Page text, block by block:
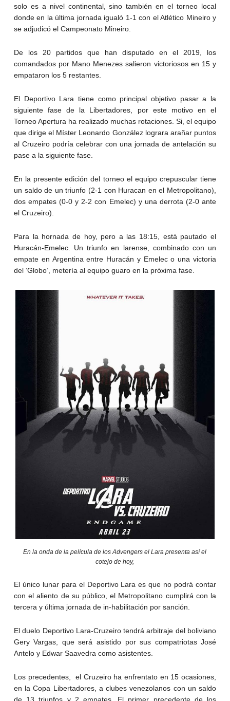
solo es a nivel continental, sino también en el torneo local
donde en la última jornada igualó 1-1 con el Atlético Mineiro y
se adjudicó el Campeonato Mineiro.
De los 20 partidos que han disputado en el 2019, los
comandados por Mano Menezes salieron victoriosos en 15 y
empataron los 5 restantes.
El Deportivo Lara tiene como principal objetivo pasar a la
siguiente fase de la Libertadores, por este motivo en el
Torneo Apertura ha realizado muchas rotaciones. Si, el equipo
que dirige el Míster Leonardo González lograra arañar puntos
al Cruzeiro podría celebrar con una jornada de antelación su
pase a la siguiente fase.
En la presente edición del torneo el equipo crepuscular tiene
un saldo de un triunfo (2-1 con Huracan en el Metropolitano),
dos empates (0-0 y 2-2 con Emelec) y una derrota (2-0 ante
el Cruzeiro).
Para la hornada de hoy, pero a las 18:15, está pautado el
Huracán-Emelec. Un triunfo en larense, combinado con un
empate en Argentina entre Huracán y Emelec o una victoria
del ‘Globo’, metería al equipo guaro en la próxima fase.
En la onda de la película de los Advengers el Lara presenta así el
cotejo de hoy,
El único lunar para el Deportivo Lara es que no podrá contar
con el aliento de su público, el Metropolitano cumplirá con la
tercera y última jornada de in-habilitación por sanción.
El duelo Deportivo Lara-Cruzeiro tendrá arbitraje del boliviano
Gery Vargas, que será asistido por sus compatriotas José
Antelo y Edwar Saavedra como asistentes.
Los precedentes, el Cruzeiro ha enfrentato en 15 ocasiones,
en la Copa Libertadores, a clubes venezolanos con un saldo